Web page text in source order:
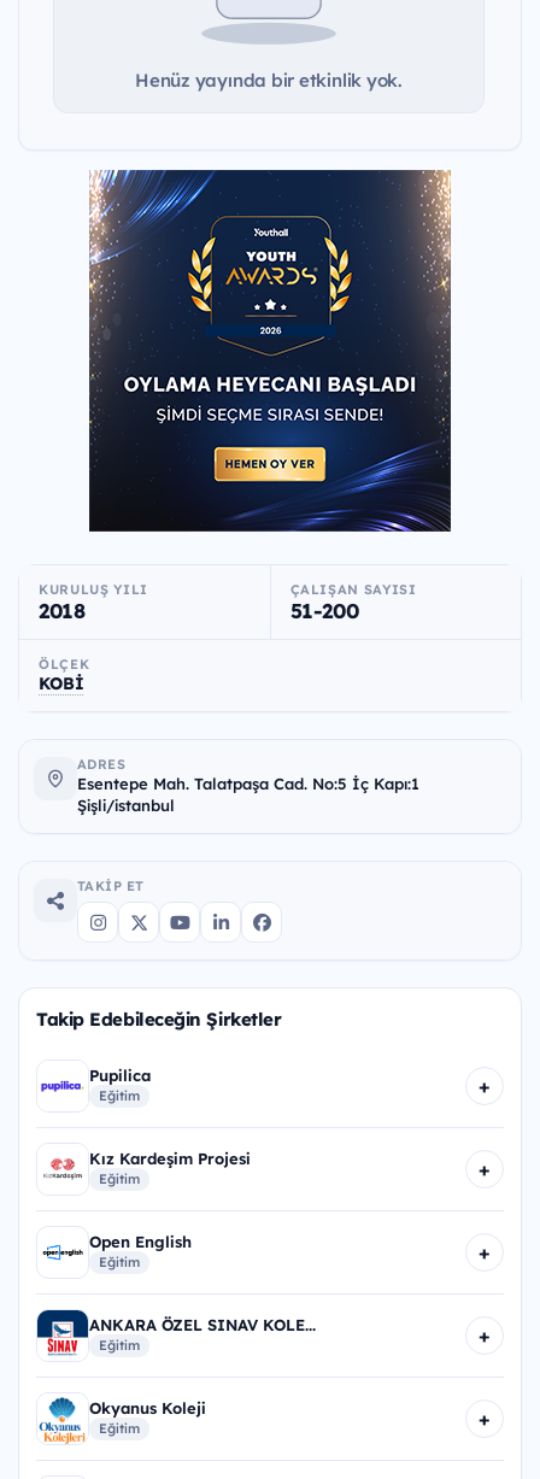
Henüz yayında bir etkinlik yok.
KURULUŞ YILI
2018
ÇALIŞAN SAYISI
51-200
ÖLÇEK
KOBİ
ADRES
Esentepe Mah. Talatpaşa Cad. No:5 İç Kapı:1
Şişli/istanbul
TAKIP ET
Takip Edebileceğin Şirketler
Pupilica
Eğitim +
Kız Kardeşim Projesi
Eğitim +
Open English
Eğitim +
ANKARA ÖZEL SINAV KOLE...
Eğitim +
Okyanus Koleji
Eğitim +